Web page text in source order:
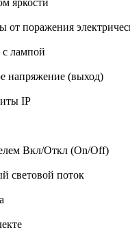
от поражения
лампой
напряжение (выход)
IP
Вкл/Откл (On/Off)
световой поток